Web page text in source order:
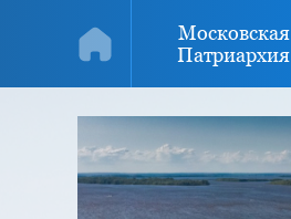
Московская
Патриархия